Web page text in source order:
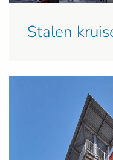
Stalen